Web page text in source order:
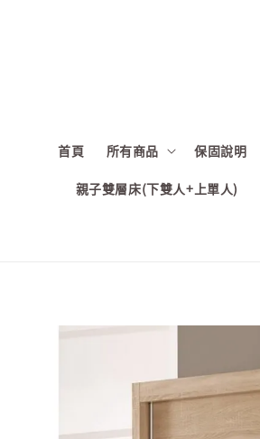
首頁 所有商品 保固說明
親子雙層床(下雙人+上單人)